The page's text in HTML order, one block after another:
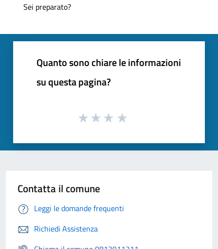
Sei preparato?
Quanto sono chiare le informazioni
su questa pagina?
Contatta il comune
Leggi le domande frequenti
Richiedi Assistenza